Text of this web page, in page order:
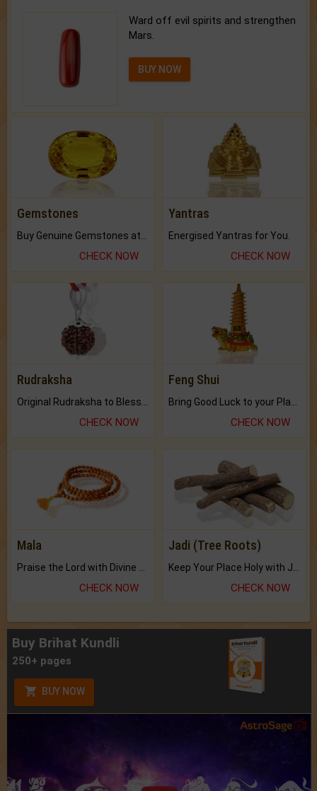
Ward off evil spirits and strengthen
Mars.
BUY NOW
Gemstones
CHECK NOW
Yantras
Energised Yantras for You.
CHECK NOW
Rudraksha
CHECK NOW
Feng Shui
CHECK NOW
Mala
Praise the Lord with Divine Energies of Mala.
CHECK NOW
Jadi (Tree Roots)
Keep Your Place Holy with Jadi.
CHECK NOW
Buy Brihat Kundli
250+ pages
BUY NOW